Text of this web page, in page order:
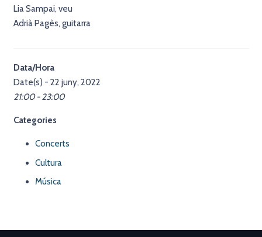
Lia Sampai, veu
Adrià Pagès, guitarra
Data/Hora
Date(s) - 22 juny, 2022
21:00 - 23:00
Categories
Concerts
Cultura
Música